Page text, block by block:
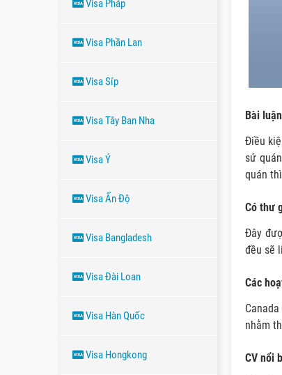
Visa Pháp
Visa Phần Lan
Visa Síp
Visa Tây Ban Nha
Visa Ý
Visa Ấn Độ
Visa Bangladesh
Visa Đài Loan
Visa Hàn Quốc
Visa Hongkong
Bài
Điều
sứ
quán
Có thư
Đây
đều sẽ
Các
nhằm
CV nổi